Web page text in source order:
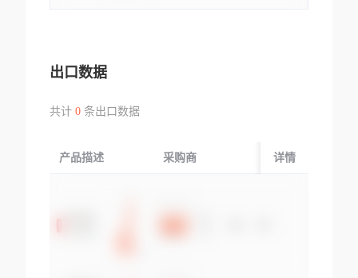
出口数据
共计 0条出口数据
产品描述 采购商 起运国/地区
详情